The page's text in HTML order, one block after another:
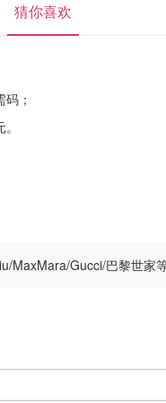
猜你喜欢
码；
MaxMara/Gucci/巴黎世家